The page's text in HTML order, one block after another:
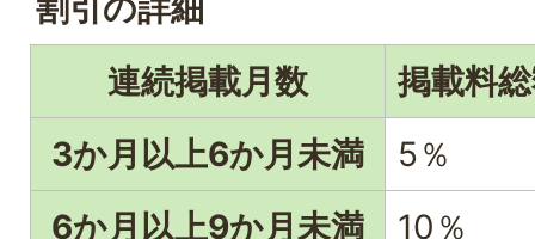
割引の詳細
連続掲載月数
掲載料
3か月以上6か月未満
5％
6か月以上9か月未満
10％